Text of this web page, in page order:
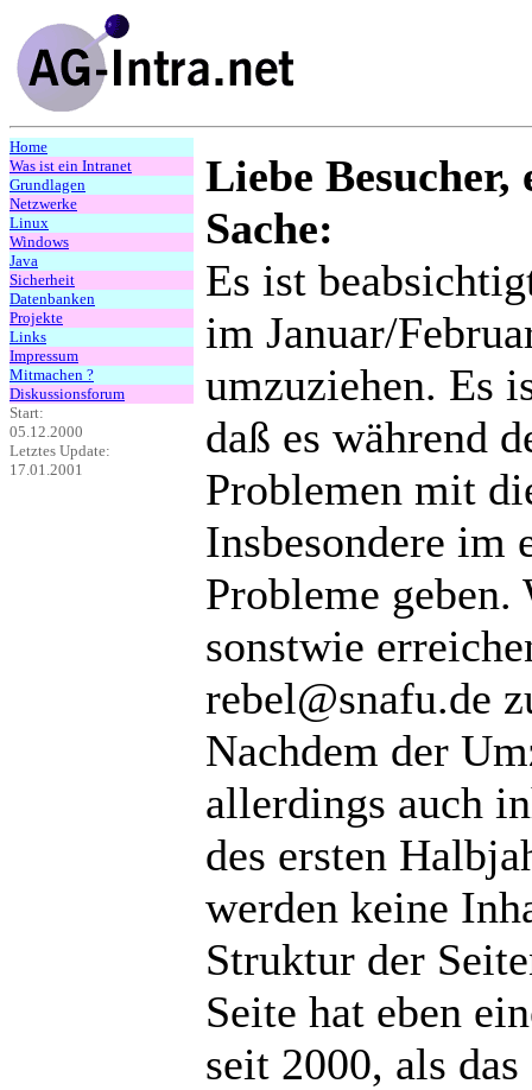
Home
Was ist ein Intranet
Grundlagen
Netzwerke
Linux
Windows
Java
Sicherheit
Datenbanken
Projekte
Links
Impressum
Mitmachen ?
Diskussionsforum
Start:
05.12.2000
Letztes Update:
17.01.2001
Liebe
Sache:
Es ist
im Januar/
umzuziehen. Es
daß es während
Problemen mit
Insbesondere
Probleme geben.
sonstwie
rebel@snafu.de
Nachdem der
allerdings auch
des ersten
werden keine
Struktur der
Seite hat eben
seit 2000, als